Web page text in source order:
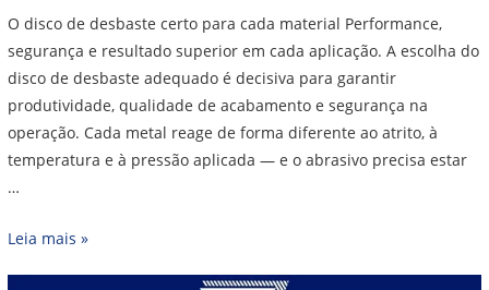
O disco de desbaste certo para cada material Performance,
segurança e resultado superior em cada aplicação. A escolha do
disco de desbaste adequado é decisiva para garantir
produtividade, qualidade de acabamento e segurança na
operação. Cada metal reage de forma diferente ao atrito, à
temperatura e à pressão aplicada — e o abrasivo precisa estar
…
Leia mais »